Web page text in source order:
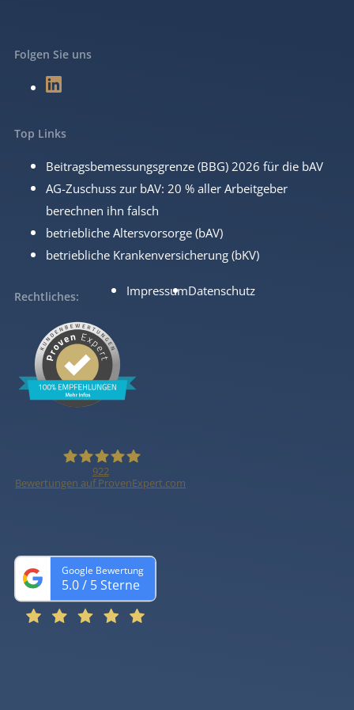
Folgen Sie uns
Top Links
Beitragsbemessungsgrenze (BBG) 2026 für die bAV
AG-Zuschuss zur bAV: 20 % aller Arbeitgeber
berechnen ihn falsch
betriebliche Altersvorsorge (bAV)
betriebliche Krankenversicherung (bKV)
Spezialisten für
betriebliche
922
Bewertungen auf ProvenExpert.com
Google Bewertung
5.0 / 5 Sterne
Rechtliches ImpressumDatenschutz